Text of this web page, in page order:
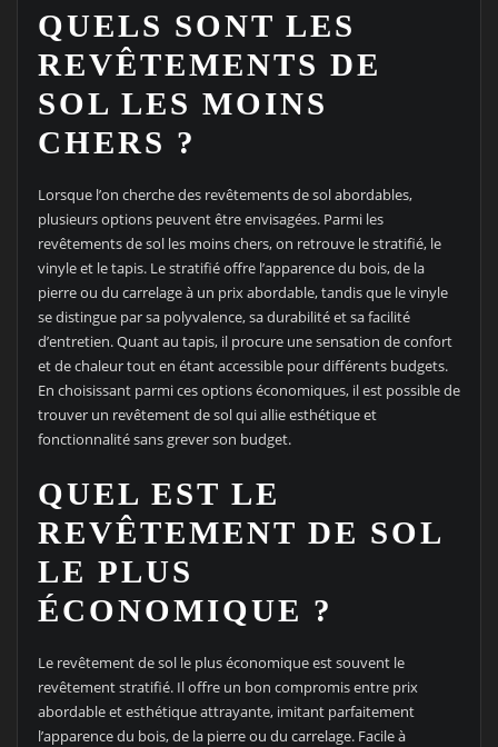
QUELS SONT LES
REVÊTEMENTS DE
SOL LES MOINS
CHERS ?
Lorsque l’on cherche des revêtements de sol abordables,
plusieurs options peuvent être envisagées. Parmi les
revêtements de sol les moins chers, on retrouve le stratifié, le
vinyle et le tapis. Le stratifié offre l’apparence du bois, de la
pierre ou du carrelage à un prix abordable, tandis que le vinyle
se distingue par sa polyvalence, sa durabilité et sa facilité
d’entretien. Quant au tapis, il procure une sensation de confort
et de chaleur tout en étant accessible pour différents budgets.
En choisissant parmi ces options économiques, il est possible de
trouver un revêtement de sol qui allie esthétique et
fonctionnalité sans grever son budget.
QUEL EST LE
REVÊTEMENT DE SOL
LE PLUS
ÉCONOMIQUE ?
Le revêtement de sol le plus économique est souvent le
revêtement stratifié. Il offre un bon compromis entre prix
abordable et esthétique attrayante, imitant parfaitement
l’apparence du bois, de la pierre ou du carrelage. Facile à